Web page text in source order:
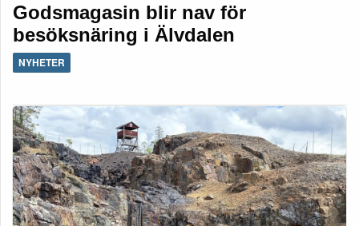
Godsmagasin blir nav för
besöksnäring i Älvdalen
NYHETER